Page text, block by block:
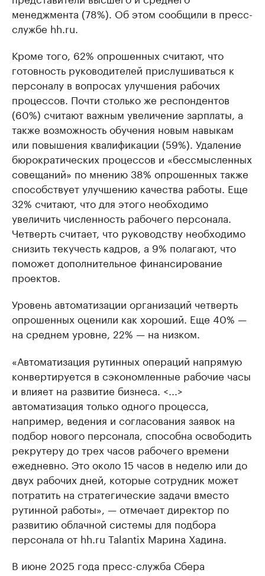
менеджмента (78%). Об этом сообщили в пресс-
службе hh.ru.
Кроме того, 62% опрошенных считают, что
готовность руководителей прислушиваться к
персоналу в вопросах улучшения рабочих
процессов. Почти столько же респондентов
(60%) считают важным увеличение зарплаты, а
также возможность обучения новым навыкам
или повышения квалификации (59%). Удаление
бюрократических процессов и «бессмысленных
совещаний» по мнению 38% опрошенных также
способствует улучшению качества работы. Еще
32% считают, что для этого необходимо
увеличить численность рабочего персонала.
Четверть считает, что руководству необходимо
снизить текучесть кадров, а 9% полагают, что
поможет дополнительное финансирование
проектов.
Уровень автоматизации организаций четверть
опрошенных оценили как хороший. Еще 40% —
на среднем уровне, 22% — на низком.
«Автоматизация рутинных операций напрямую
конвертируется в сэкономленные рабочие часы
и влияет на развитие бизнеса. <...>
автоматизация только одного процесса,
например, ведения и согласования заявок на
подбор нового персонала, способна освободить
рекрутеру до трех часов рабочего времени
ежедневно. Это около 15 часов в неделю или до
двух рабочих дней, которые сотрудник может
потратить на стратегические задачи вместо
рутинной работы», — отмечает директор по
развитию облачной системы для подбора
персонала от hh.ru Talantix Марина Хадина.
В июне 2025 года пресс-служба Сбера